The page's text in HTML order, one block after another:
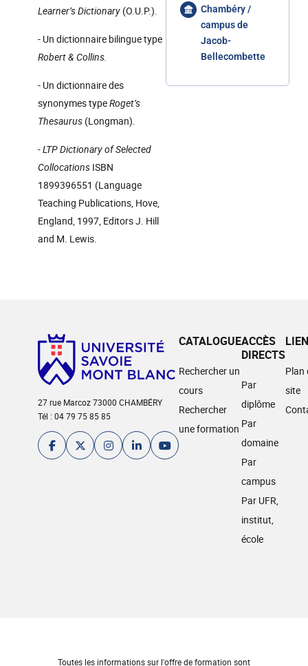
Learner’s Dictionary (O.U.P.).
- Un dictionnaire bilingue type
Robert & Collins.
- Un dictionnaire des
synonymes typeRoget’s
Thesaurus (Longman).
- LTP Dictionary of Selected
Collocations ISBN
1899396551 (Language
Teaching Publications, Hove,
England, 1997, Editors J. Hill
and M. Lewis.
Chambéry /
campus de
Jacob-
Bellecombette
27 rue Marcoz 73000 CHAMBÉRY
Tél : 04 79 75 85 85
CATALOGUE
Rechercher un
cours
Rechercher
une formation
ACCÈS
DIRECTS
Par
diplôme
Par
domaine
Par
campus
Par UFR,
institut,
école
Plan
site
Toutes les informations sur l'offre de formation sont